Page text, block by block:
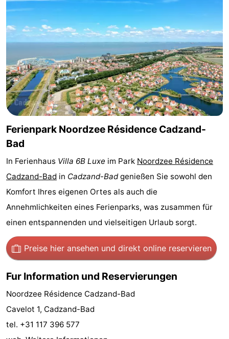
Bad
Bad
Strand
Resort
Nieuwvliet-
Bad
-
Waterdunen
-
Zonneweelde
Zwinhoeve
Hotels
Lastminutes
Strand
Sehen
tun
Museen
-
Mühlen
-
Aussichtspunkte
Attraktionen
Rundfahrten
-
Spielplätze
Ferienpark Noordzee Résidence Cadzand-
Bad
In Ferienhaus Villa 6B Luxe im Park Noordzee Résidence
Cadzand-Bad in Cadzand-Badgenießen Sie sowohl den
Komfort Ihres eigenen Ortes als auch die
Annehmlichkeiten eines Ferienparks, was zusammen für
einen entspannenden und vielseitigen Urlaub sorgt.
Preise hier ansehen und direkt online reservieren
Fur Information und Reservierungen
Noordzee Résidence Cadzand-Bad
Cavelot 1, Cadzand-Bad
tel. +31 117 396 577